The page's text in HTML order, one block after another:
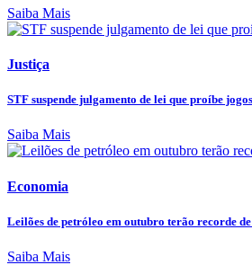
Saiba Mais
Justiça
STF suspende julgamento de lei que proíbe
Saiba Mais
Economia
Leilões de petróleo em outubro terão recorde
Saiba Mais